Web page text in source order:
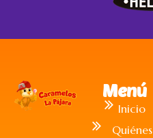
Menú
Inicio
Quiénes